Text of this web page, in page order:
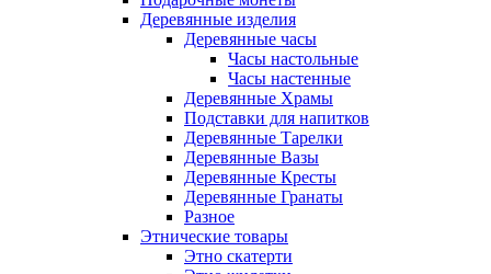
Деревянные изделия
Деревянные часы
Часы настольные
Часы настенные
Деревянные Храмы
Подставки для напитков
Деревянные Тарелки
Деревянные Вазы
Деревянные Кресты
Деревянные Гранаты
Разное
Этнические товары
Этно скатерти